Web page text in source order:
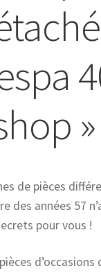
»
de pièces
des années 57
pour vous !
d’occasions